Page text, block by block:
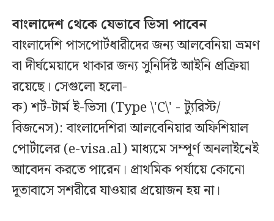
বাংলাদেশ থেকে যেভাবে ভিসা পাবেন
বাংলাদেশি পাসপোর্টধারীদের জন্য আলবেনিয়া ভ্রমণ
বা দীর্ঘমেয়াদে থাকার জন্য সুনির্দিষ্ট আইনি প্রক্রিয়া
রয়েছে। সেগুলো হলো-
ক) শর্ট-টার্ম ই-ভিসা (Type \'C\' - ট্যুরিস্ট/
বিজনেস): বাংলাদেশিরা আলবেনিয়ার অফিশিয়াল
পোর্টালের (e-visa.al) মাধ্যমে সম্পূর্ণ অনলাইনেই
আবেদন করতে পারেন। প্রাথমিক পর্যায়ে কোনো
দূতাবাসে সশরীরে যাওয়ার প্রয়োজন হয় না।